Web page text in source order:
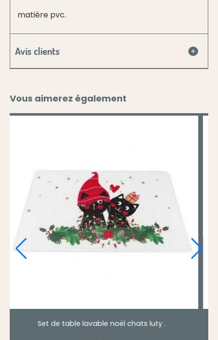
matière pvc.
Avis clients
Vous aimerez également
Set de table chats perchés PERCHY .